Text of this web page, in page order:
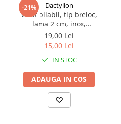
-21% Dactylion
Cutit pliabil, tip breloc,
lama 2 cm, inox,
multifunctional
19,00 Lei
15,00 Lei
IN STOC
ADAUGA IN COS